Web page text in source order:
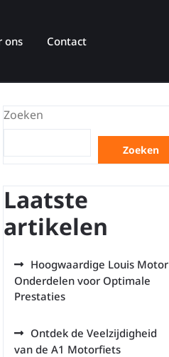
ons Contact
Zoeken
Zoeken
Laatste
artikelen
Hoogwaardige Louis Motor
Onderdelen voor Optimale
Prestaties
Ontdek de Veelzijdigheid
van de A1 Motorfiets